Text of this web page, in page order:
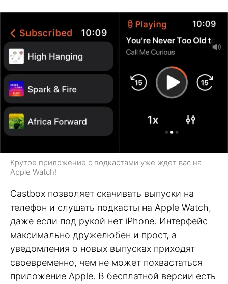
Крутое приложение с подкастами уже ждет вас на
Apple Watch!
Castbox позволяет скачивать выпуски на
телефон и слушать подкасты на Apple Watch,
даже если под рукой нет iPhone. Интерфейс
максимально дружелюбен и прост, а
уведомления о новых выпусках приходят
своевременно, чем не может похвастаться
приложение Apple. В бесплатной версии есть